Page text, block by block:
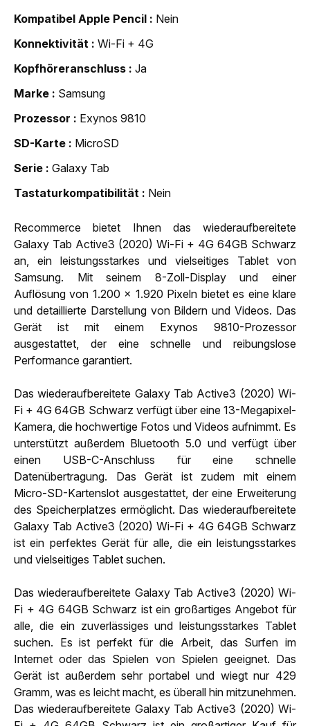
Kompatibel Apple Pencil
Nein
Konnektivität
Wi-Fi + 4G
Kopfhöreranschluss
Ja
Marke
Samsung
Prozessor
Exynos 9810
SD-Karte
MicroSD
Serie
Galaxy Tab
Tastaturkompatibilität
Nein
Recommerce bietet Ihnen das wiederaufbereitete
Galaxy Tab Active3 (2020) Wi-Fi + 4G 64GB Schwarz
an, ein leistungsstarkes und vielseitiges Tablet von
Samsung. Mit seinem 8-Zoll-Display und einer
Auflösung von 1.200 x 1.920 Pixeln bietet es eine klare
und detaillierte Darstellung von Bildern und Videos. Das
Gerät ist mit einem Exynos 9810-Prozessor
ausgestattet, der eine schnelle und reibungslose
Performance garantiert.
Das wiederaufbereitete Galaxy Tab Active3 (2020) Wi-
Fi + 4G 64GB Schwarz verfügt über eine 13-Megapixel-
Kamera, die hochwertige Fotos und Videos aufnimmt. Es
unterstützt außerdem Bluetooth 5.0 und verfügt über
einen USB-C-Anschluss für eine schnelle
Datenübertragung. Das Gerät ist zudem mit einem
Micro-SD-Kartenslot ausgestattet, der eine Erweiterung
des Speicherplatzes ermöglicht. Das wiederaufbereitete
Galaxy Tab Active3 (2020) Wi-Fi + 4G 64GB Schwarz
ist ein perfektes Gerät für alle, die ein leistungsstarkes
und vielseitiges Tablet suchen.
Das wiederaufbereitete Galaxy Tab Active3 (2020) Wi-
Fi + 4G 64GB Schwarz ist ein großartiges Angebot für
alle, die ein zuverlässiges und leistungsstarkes Tablet
suchen. Es ist perfekt für die Arbeit, das Surfen im
Internet oder das Spielen von Spielen geeignet. Das
Gerät ist außerdem sehr portabel und wiegt nur 429
Gramm, was es leicht macht, es überall hin mitzunehmen.
Das wiederaufbereitete Galaxy Tab Active3 (2020) Wi-